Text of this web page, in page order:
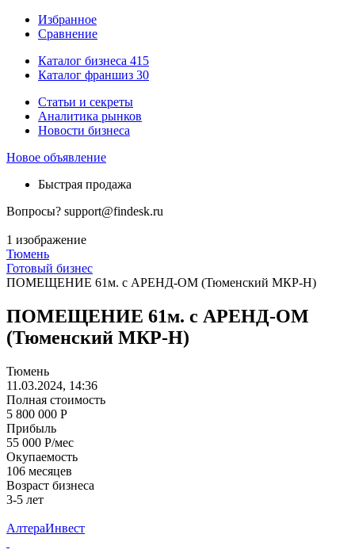
Избранное
Сравнение
Каталог бизнеса 415
Каталог франшиз 30
Статьи и секреты
Аналитика рынков
Новости бизнеса
Новое объявление
Быстрая продажа
Вопросы? support@findesk.ru
1 изображение
Тюмень
Готовый бизнес
ПОМЕЩЕНИЕ 61м. с АРЕНД-ОМ (Тюменский МКР-Н)
ПОМЕЩЕНИЕ 61м. с АРЕНД-ОМ
(Тюменский МКР-Н)
Тюмень
11.03.2024, 14:36
Полная стоимость
5 800 000 Р
Прибыль
55 000 Р/мес
Окупаемость
106 месяцев
Возраст бизнеса
3-5 лет
АлтераИнвест